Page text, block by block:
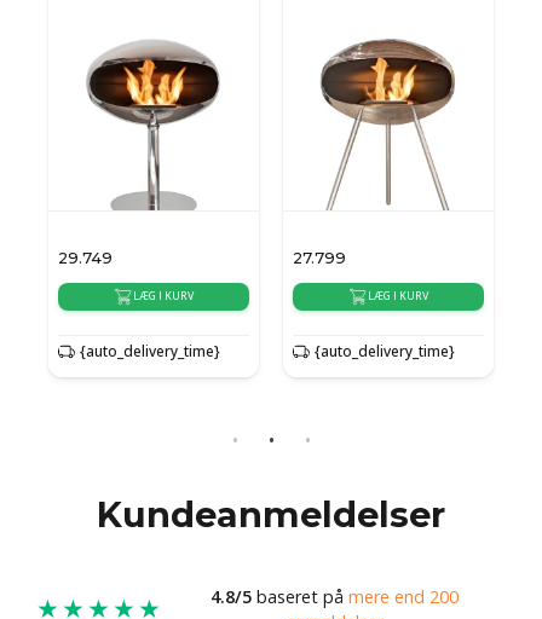
29.749
LÆG I KURV
{auto_delivery_time}
27.799
LÆG I KURV
{auto_delivery_time}
Kundeanmeldelser
★★★★★ 4.8/5 baseret på mere end 200